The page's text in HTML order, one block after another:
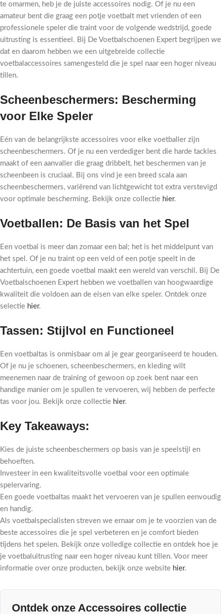
te omarmen, heb je de juiste accessoires nodig. Of je nu een
amateur bent die graag een potje voetbalt met vrienden of een
professionele speler die traint voor de volgende wedstrijd, goede
uitrusting is essentieel. Bij De Voetbalschoenen Expert begrijpen we
dat en daarom hebben we een uitgebreide collectie
voetbalaccessoires samengesteld die je spel naar een hoger niveau
tillen.
Scheenbeschermers: Bescherming
voor Elke Speler
Eén van de belangrijkste accessoires voor elke voetballer zijn
scheenbeschermers. Of je nu een verdediger bent die harde tackles
maakt of een aanvaller die graag dribbelt, het beschermen van je
scheenbeen is cruciaal. Bij ons vind je een breed scala aan
scheenbeschermers, variërend van lichtgewicht tot extra verstevigd
voor optimale bescherming. Bekijk onze collectie hier.
Voetballen: De Basis van het Spel
Een voetbal is meer dan zomaar een bal; het is het middelpunt van
het spel. Of je nu traint op een veld of een potje speelt in de
achtertuin, een goede voetbal maakt een wereld van verschil. Bij De
Voetbalschoenen Expert hebben we voetballen van hoogwaardige
kwaliteit die voldoen aan de eisen van elke speler. Ontdek onze
selectie hier.
Tassen: Stijlvol en Functioneel
Een voetbaltas is onmisbaar om al je gear georganiseerd te houden.
Of je nu je schoenen, scheenbeschermers, en kleding wilt
meenemen naar de training of gewoon op zoek bent naar een
handige manier om je spullen te vervoeren, wij hebben de perfecte
tas voor jou. Bekijk onze collectie hier.
Key Takeaways:
Kies de juiste scheenbeschermers op basis van je speelstijl en
behoeften.
Investeer in een kwaliteitsvolle voetbal voor een optimale
spelervaring.
Een goede voetbaltas maakt het vervoeren van je spullen eenvoudig
en handig.
Als voetbalspecialisten streven we ernaar om je te voorzien van de
beste accessoires die je spel verbeteren en je comfort bieden
tijdens het spelen. Bekijk onze volledige collectie en ontdek hoe je
je voetbaluitrusting naar een hoger niveau kunt tillen. Voor meer
informatie over onze producten, bekijk onze website hier.
Ontdek onze Accessoires collectie